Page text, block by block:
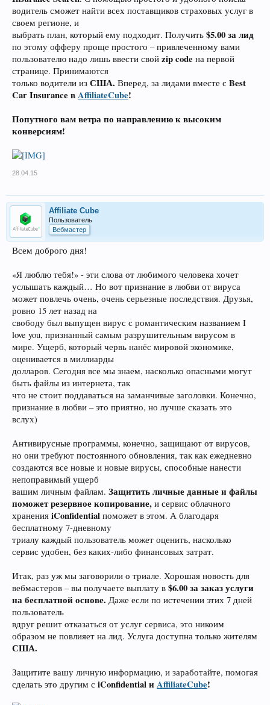
водитель сможет найти всех поставщиков страховых услуг в
своем регионе, и
выбрать план, который ему подходит. Получить $5.00 за лид
по этому офферу проще простого – привлеченному вами
пользователю надо лишь ввести свой zip code на первой
странице. Принимаются
только водители из США. Вперед, за лидами вместе с Best
Car Insurance вAffiliateCube!
Попутного вам ветра по направлению к высоким
конверсиям!
28.04.15
Affiliate Cube
Пользователь
Вебмастер
Всем доброго дня!
«Я люблю тебя!» - эти слова от любимого человека хочет
услышать каждый… Но вот признание в любви от вируса
может повлечь очень, очень серьезные последствия. Друзья,
ровно 15 лет назад на
свободу был выпущен вирус с романтическим названием I
love you, признанный самым разрушительным вирусом в
мире. Ущерб, который червь нанёс мировой экономике,
оценивается в миллиарды
долларов. Сегодня все мы знаем, насколько опасными могут
быть файлы из интернета, так
что не стоит поддаваться на заманчивые заголовки. Конечно,
признание в любви – это приятно, но лучше сказать это
вслух)
Антивирусные программы, конечно, защищают от вирусов,
но они требуют постоянного обновления, так как ежедневно
создаются все новые и новые вирусы, способные нанести
непоправимый ущерб
вашим личным файлам. Защитить личные данные и файлы
поможет резервное копирование, и сервис облачного
хранения iConfidential поможет в этом. А благодаря
бесплатному 7-дневному
триалу каждый пользователь может оценить, насколько
сервис удобен, без каких-либо финансовых затрат.
Итак, раз уж мы заговорили о триале. Хорошая новость для
вебмастеров – вы получаете выплату в $6.00 за заказ услуги
на бесплатной основе. Даже если по истечении этих 7 дней
пользователь
вдруг решит отказаться от услуг сервиса, это никоим
образом не повлияет на лид. Услуга доступна только жителям
США.
Защитите вашу личную информацию, и заработайте, помогая
сделать это другим с iConfidential иAffiliateCube!